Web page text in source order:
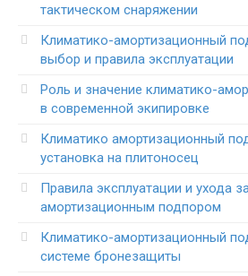
тактическом снаряжении
Климатико-амортизационный
выбор и правила эксплуатации
Роль и значение климатико-
в современной экипировке
Климатико амортизационный
установка на плитоносец
Правила эксплуатации и ухода
амортизационным подпором
Климатико-амортизационный
системе бронезащиты